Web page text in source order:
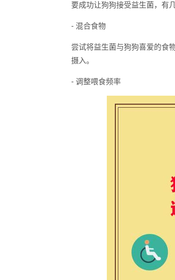
要成功让狗狗接受益生菌，有
- 混合食物
尝试将益生菌与狗狗喜爱的食
摄入。
- 调整喂食频率